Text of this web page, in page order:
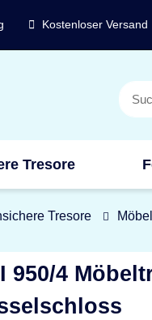
Kostenloser Versand
Tresore
Tresore
950/4